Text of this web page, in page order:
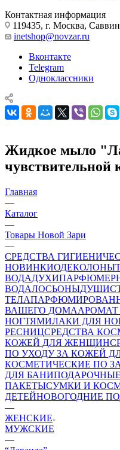
Контактная информация
119435, г. Москва,
inetshop@novzar.ru
Вконтакте
Telegram
Одноклассники
Жидкое мыло
чувствительной
Главная
—
Каталог
—
Товары Новой Зари
—
СРЕДСТВА
НОВИНКИОДЕКОЛОНЫ
ВОДАДУХИ
ВОДАЛОСЬОНЫ
ТЕЛА
ВАШЕГО ДОМА
НОГТЯМИЛАКИ ДЛЯ
РЕСНИЦСРЕДСТВА
КОЖЕЙ ДЛЯ ЖЕНЩИН
ПО УХОДУ ЗА КОЖЕЙ
КОСМЕТИЧЕСКИЕ ПО
ДЛЯ БАНИ
ПАКЕТЫСУМКИ И
ДЕТЕЙНОВОГОДНИЕ
—
ЖЕНСКИЕ
МУЖСКИЕ
—